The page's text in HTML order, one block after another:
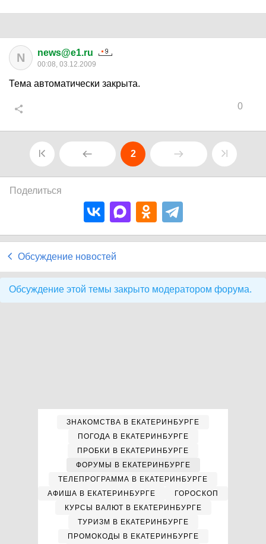
N news@e1.ru
00:08, 03.12.2009
Тема автоматически закрыта.
0
2
Поделиться
Обсуждение новостей
Обсуждение этой темы закрыто модератором форума.
ЗНАКОМСТВА В ЕКАТЕРИНБУРГЕ
ПОГОДА В ЕКАТЕРИНБУРГЕ
ПРОБКИ В ЕКАТЕРИНБУРГЕ
ФОРУМЫ В ЕКАТЕРИНБУРГЕ
ТЕЛЕПРОГРАММА В ЕКАТЕРИНБУРГЕ
АФИША В ЕКАТЕРИНБУРГЕ
ГОРОСКОП
КУРСЫ ВАЛЮТ В ЕКАТЕРИНБУРГЕ
ТУРИЗМ В ЕКАТЕРИНБУРГЕ
ПРОМОКОДЫ В ЕКАТЕРИНБУРГЕ